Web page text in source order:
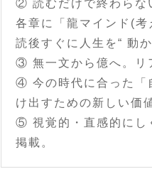
② 読むだけで終わらな
各章に「龍マインド(
読後すぐに人生を“ 動か
③ 無一文から億へ。リ
④ 今の時代に合った「
け出すための新しい価
⑤ 視覚的・直感的にし
掲載。